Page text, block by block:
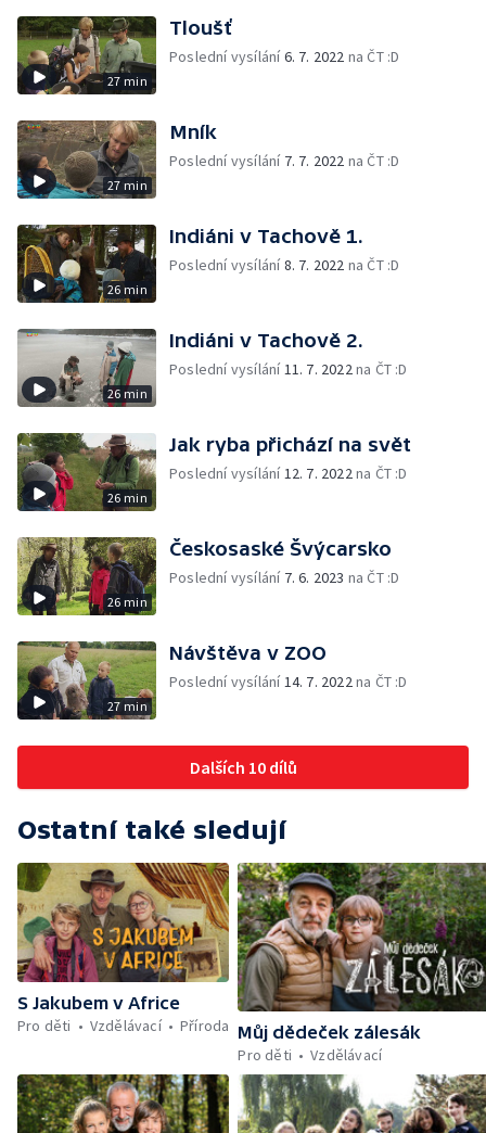
27 min
Tloušť
Poslední vysílání6. 7. 2022 na ČT :D
27 min
Mník
Poslední vysílání 7. 7. 2022 na ČT :D
26 min
Indiáni v Tachově 1.
Poslední vysílání8. 7. 2022 na ČT :D
26 min
Indiáni v Tachově 2.
Poslední vysílání11. 7. 2022na ČT :D
26 min
Jak ryba přichází na svět
Poslední vysílání12. 7. 2022na ČT :D
26 min
Českosaské Švýcarsko
Poslední vysílání 7. 6. 2023 na ČT :D
27 min
Návštěva v ZOO
Poslední vysílání14. 7. 2022na ČT :D
Dalších 10 dílů
Ostatní také sledují
S Jakubem v Africe
Pro děti
Vzdělávací Příroda Můj dědeček zálesák
Pro děti
Vzdělávací